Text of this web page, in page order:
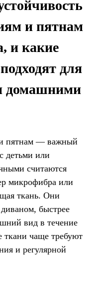
и пятнам
и какие
для
домашними
и пятнам — важный
детьми или
считаются
микрофибра или
ткань. Они
быстрее
вид в течение
ткани чаще требуют
и регулярной